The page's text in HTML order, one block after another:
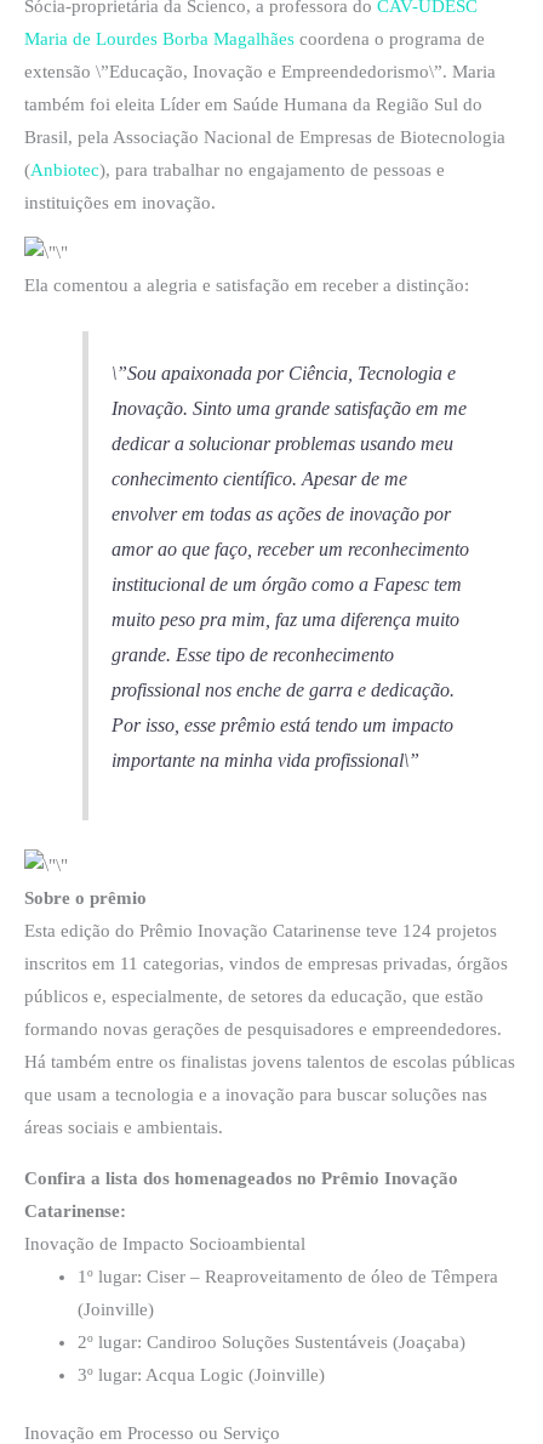
Sócia-proprietária da Scienco, a professora do CAV-UDESC
Maria de Lourdes Borba Magalhães coordena o programa de
extensão \”Educação, Inovação e Empreendedorismo\”. Maria
também foi eleita Líder em Saúde Humana da Região Sul do
Brasil, pela Associação Nacional de Empresas de Biotecnologia
(Anbiotec), para trabalhar no engajamento de pessoas e
instituições em inovação.
Ela comentou a alegria e satisfação em receber a distinção:
\”Sou apaixonada por Ciência, Tecnologia e
Inovação. Sinto uma grande satisfação em me
dedicar a solucionar problemas usando meu
conhecimento científico. Apesar de me
envolver em todas as ações de inovação por
amor ao que faço, receber um reconhecimento
institucional de um órgão como a Fapesc tem
muito peso pra mim, faz uma diferença muito
grande. Esse tipo de reconhecimento
profissional nos enche de garra e dedicação.
Por isso, esse prêmio está tendo um impacto
importante na minha vida profissional\”
Sobre o prêmio
Esta edição do Prêmio Inovação Catarinense teve 124 projetos
inscritos em 11 categorias, vindos de empresas privadas, órgãos
públicos e, especialmente, de setores da educação, que estão
formando novas gerações de pesquisadores e empreendedores.
Há também entre os finalistas jovens talentos de escolas públicas
que usam a tecnologia e a inovação para buscar soluções nas
áreas sociais e ambientais.
Confira a lista dos homenageados no Prêmio Inovação
Catarinense:
Inovação de Impacto Socioambiental
1º lugar: Ciser – Reaproveitamento de óleo de Têmpera
(Joinville)
2º lugar: Candiroo Soluções Sustentáveis (Joaçaba)
3º lugar: Acqua Logic (Joinville)
Inovação em Processo ou Serviço